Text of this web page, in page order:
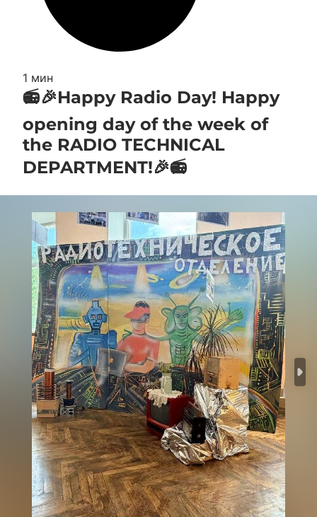
1 мин
📻🎉Happy Radio Day! Happy
opening day of the week of
the RADIO TECHNICAL
DEPARTMENT!🎉📻